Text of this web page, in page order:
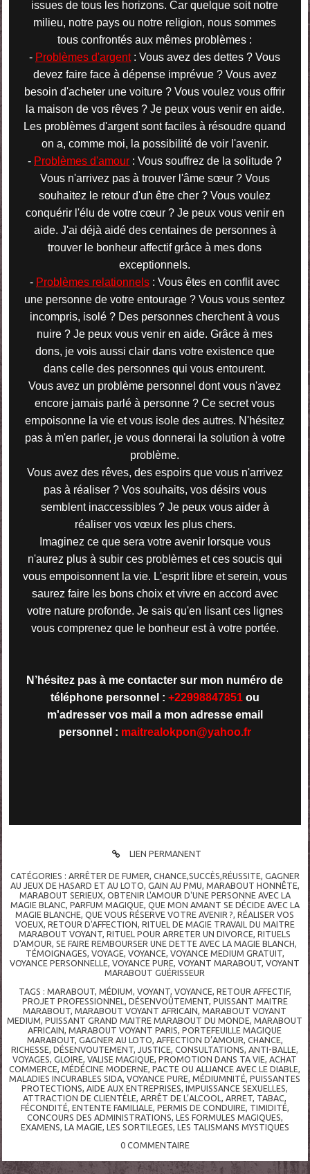
issues de tous les horizons. Car quelque soit notre
milieu, notre pays ou notre religion, nous sommes
tous confrontés aux mêmes problèmes :
- Problèmes d'argent: Vous avez des dettes ? Vous
devez faire face à dépense imprévue ? Vous avez
besoin d'acheter une voiture ? Vous voulez vous offrir
la maison de vos rêves ? Je peux vous venir en aide.
Les problèmes d'argent sont faciles à résoudre quand
on a, comme moi, la possibilité de voir l'avenir.
- Problèmes d'amour : Vous souffrez de la solitude ?
Vous n'arrivez pas à trouver l'âme sœur ? Vous
souhaitez le retour d'un être cher ? Vous voulez
conquérir l'élu de votre cœur ? Je peux vous venir en
aide. J'ai déjà aidé des centaines de personnes à
trouver le bonheur affectif grâce à mes dons
exceptionnels.
- Problèmes relationnels : Vous êtes en conflit avec
une personne de votre entourage ? Vous vous sentez
incompris, isolé ? Des personnes cherchent à vous
nuire ? Je peux vous venir en aide. Grâce à mes
dons, je vois aussi clair dans votre existence que
dans celle des personnes qui vous entourent.
Vous avez un problème personnel dont vous n'avez
encore jamais parlé à personne ? Ce secret vous
empoisonne la vie et vous isole des autres. N'hésitez
pas à m'en parler, je vous donnerai la solution à votre
problème.
Vous avez des rêves, des espoirs que vous n'arrivez
pas à réaliser ? Vos souhaits, vos désirs vous
semblent inaccessibles ? Je peux vous aider à
réaliser vos vœux les plus chers.
Imaginez ce que sera votre avenir lorsque vous
n'aurez plus à subir ces problèmes et ces soucis qui
vous empoisonnent la vie. L'esprit libre et serein, vous
saurez faire les bons choix et vivre en accord avec
votre nature profonde. Je sais qu'en lisant ces lignes
vous comprenez que le bonheur est à votre portée.
N’hésitez pas à me contacter sur mon numéro de
téléphone personnel : +22998847851ou
m'adresser vos mail a mon adresse email
personnel : maitrealokpon@yahoo.fr
LIEN PERMANENT
CATÉGORIES : ARRÊTER DE FUMER, CHANCE,SUCCÈS,RÉUSSITE, GAGNER
AU JEUX DE HASARD ET AU LOTO, GAIN AU PMU, MARABOUT HONNÊTE,
MARABOUT SERIEUX, OBTENIR L'AMOUR D'UNE PERSONNE AVEC LA
MAGIE BLANC, PARFUM MAGIQUE, QUE MON AMANT SE DÉCIDE AVEC LA
MAGIE BLANCHE,QUE VOUS RÉSERVE VOTRE AVENIR ?,RÉALISER VOS
VOEUX, RETOUR D'AFFECTION, RITUEL DE MAGIE TRAVAIL DU MAITRE
MARABOUT VOYANT,RITUEL POUR ARRETER UN DIVORCE,RITUELS
D'AMOUR, SE FAIRE REMBOURSER UNE DETTE AVEC LA MAGIE BLANCH,
TÉMOIGNAGES, VOYAGE, VOYANCE, VOYANCE MEDIUM GRATUIT,
VOYANCE PERSONNELLE,VOYANCE PURE,VOYANT MARABOUT,VOYANT
MARABOUT GUÉRISSEUR
TAGS : MARABOUT, MÉDIUM VOYANT, VOYANCE RETOUR AFFECTIF,
PROJET PROFESSIONNEL
DÉSENVOÛTEMENT, PUISSANT MAITRE
MARABOUT ,MARABOUT VOYANT AFRICAIN ,MARABOUT VOYANT
MEDIUM ,PUISSANT GRAND MAITRE MARABOUT DU MONDE ,MARABOUT
AFRICAIN ,MARABOUT VOYANT PARIS ,PORTEFEUILLE MAGIQUE
MARABOUT, GAGNER AU LOTO AFFECTION D’AMOUR CHANCE
RICHESSE ,DÉSENVOUTEMENT JUSTICE ,CONSULTATIONS ANTI-BALLE
VOYAGES ,GLOIRE ,VALISE MAGIQUE ,PROMOTION DANS TA VIE ACHAT
COMMERCE ,MÉDÉCINE MODERNE ,PACTE OU ALLIANCE AVEC LE DIABLE
MALADIES INCURABLES SIDA ,VOYANCE PURE ,MÉDIUMNITÉ ,PUISSANTES
PROTECTIONS AIDE AUX ENTREPRISES ,IMPUISSANCE SEXUELLES
ATTRACTION DE CLIENTÈLE ARRÊT DE L’ALCOOL ARRET TABAC
FÉCONDITÉ ENTENTE FAMILIALE PERMIS DE CONDUIRE TIMIDITÉ
CONCOURS DES ADMINISTRATIONS LES FORMULES MAGIQUES
EXAMENS LA MAGIE LES SORTILEGES LES TALISMANS MYSTIQUES
0 COMMENTAIRE